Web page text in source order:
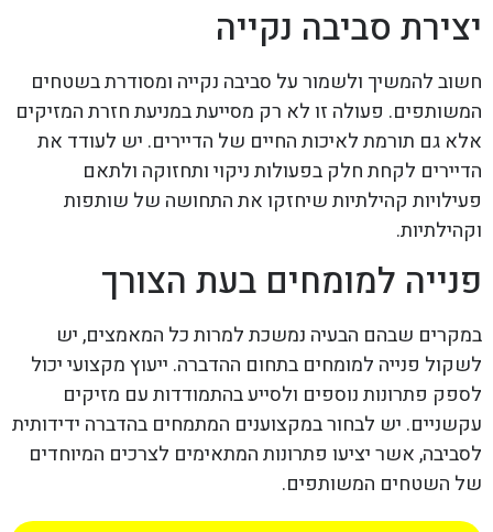
יצירת סביבה נקייה
חשוב להמשיך ולשמור על סביבה נקייה ומסודרת בשטחים
המשותפים. פעולה זו לא רק מסייעת במניעת חזרת המזיקים
אלא גם תורמת לאיכות החיים של הדיירים. יש לעודד את
הדיירים לקחת חלק בפעולות ניקוי ותחזוקה ולתאם
פעילויות קהילתיות שיחזקו את התחושה של שותפות
וקהילתיות.
פנייה למומחים בעת הצורך
במקרים שבהם הבעיה נמשכת למרות כל המאמצים, יש
לשקול פנייה למומחים בתחום ההדברה. ייעוץ מקצועי יכול
לספק פתרונות נוספים ולסייע בהתמודדות עם מזיקים
עקשניים. יש לבחור במקצוענים המתמחים בהדברה ידידותית
לסביבה, אשר יציעו פתרונות המתאימים לצרכים המיוחדים
של השטחים המשותפים.